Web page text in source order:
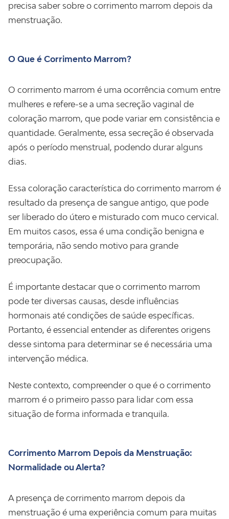
precisa saber sobre o corrimento marrom depois da
menstruação.
O Que é Corrimento Marrom?
O corrimento marrom é uma ocorrência comum entre
mulheres e refere-se a uma secreção vaginal de
coloração marrom, que pode variar em consistência e
quantidade. Geralmente, essa secreção é observada
após o período menstrual, podendo durar alguns
dias.
Essa coloração característica do corrimento marrom é
resultado da presença de sangue antigo, que pode
ser liberado do útero e misturado com muco cervical.
Em muitos casos, essa é uma condição benigna e
temporária, não sendo motivo para grande
preocupação.
É importante destacar que o corrimento marrom
pode ter diversas causas, desde influências
hormonais até condições de saúde específicas.
Portanto, é essencial entender as diferentes origens
desse sintoma para determinar se é necessária uma
intervenção médica.
Neste contexto, compreender o que é o corrimento
marrom é o primeiro passo para lidar com essa
situação de forma informada e tranquila.
Corrimento Marrom Depois da Menstruação:
Normalidade ou Alerta?
A presença de corrimento marrom depois da
menstruação é uma experiência comum para muitas